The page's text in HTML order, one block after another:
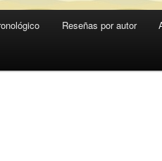
Reseñas por autor